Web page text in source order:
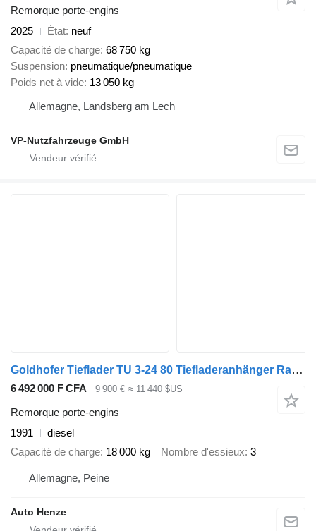
Remorque porte-engins
2025
État neuf
Capacité de charge 68 750 kg
Suspension pneumatique/pneumatique
Poids net à vide 13 050 kg
Allemagne, Landsberg am Lech
VP-Nutzfahrzeuge GmbH
Goldhofer Tieflader TU 3-24 80 Tiefladeranhänger Rampen
6 492 000 F CFA 9 900 € ≈ 11 440 $US
Remorque porte-engins
1991
diesel
Capacité de charge 18 000 kg Nombre d'essieux 3
Allemagne, Peine
Auto Henze